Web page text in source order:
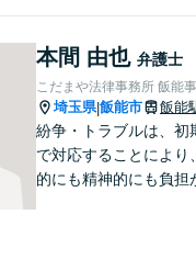
本間 由也 弁護士
こだまや法律事務所 飯能
埼玉県|飯能市 飯能
紛争・トラブルは、初
で対応することにより
的にも精神的にも負担